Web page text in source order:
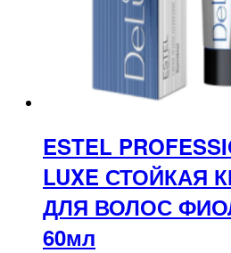
ESTEL
LUXE СТОЙКАЯ
ДЛЯ ВОЛОС
60мл